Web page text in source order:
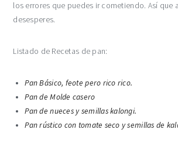
los errores que puedes ir cometiendo. Así que
desesperes.
Listado de Recetas de pan:
Pan Básico, feote pero rico rico.
Pan de Molde casero
Pan de nueces y semillas kalongi.
Pan rústico con tomate seco y semillas de